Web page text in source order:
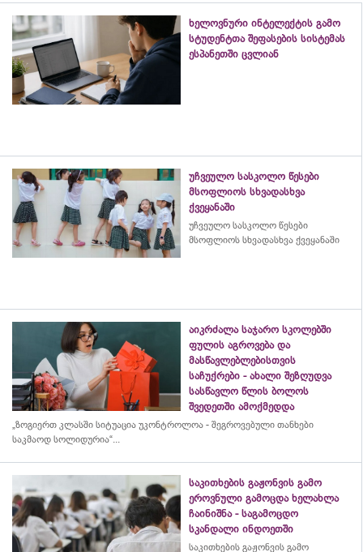
ხელოვნური ინტელექტის გამო
სტუდენტთა შეფასების სისტემას
ესპანეთში ცვლიან
უჩვეულო სასკოლო წესები
მსოფლიოს სხვადასხვა
ქვეყანაში
უჩვეულო სასკოლო წესები
მსოფლიოს სხვადასხვა ქვეყანაში
აიკრძალა საჯარო სკოლებში
ფულის აგროვება და
მასწავლებლებისთვის
საჩუქრები - ახალი შეზღუდვა
სასწავლო წლის ბოლოს
შვედეთში ამოქმედდა
„ზოგიერთ კლასში სიტუაცია უკონტროლოა - შეგროვებული თანხები
საკმაოდ სოლიდურია“...
საკითხების გაჟონვის გამო
ეროვნული გამოცდა ხელახლა
ჩაინიშნა - საგამოცდო
სკანდალი ინდოეთში
საკითხების გაჟონვის გამო